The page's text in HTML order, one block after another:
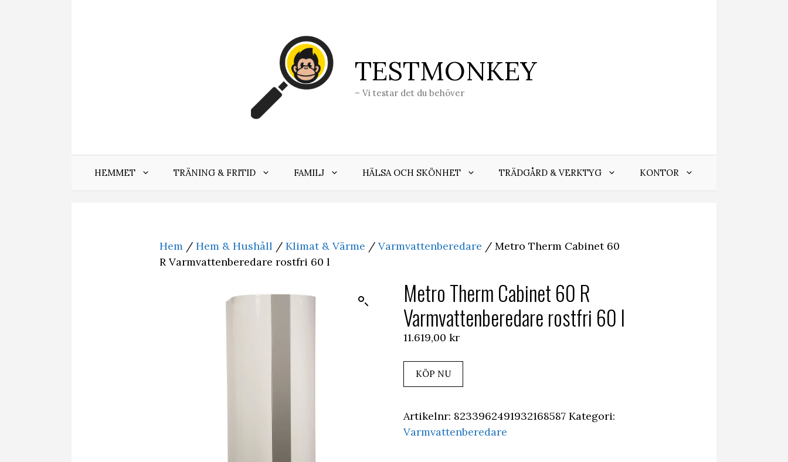
TESTMONKEY
– Vi testar det du behöver
HEMMET TRÄNING & FRITID FAMILJ HÄLSA OCH SKÖNHET TRÄDGÅRD & VERKTYG KONTOR
Hem / Hem & Hushåll / Klimat & Värme / Varmvattenberedare / Metro Therm Cabinet 60
R Varmvattenberedare rostfri 60 l
Metro Therm Cabinet 60 R
Varmvattenberedare rostfri 60 l
11.619,00 kr
KÖP NU
Artikelnr: 8233962491932168587 Kategori:
Varmvattenberedare